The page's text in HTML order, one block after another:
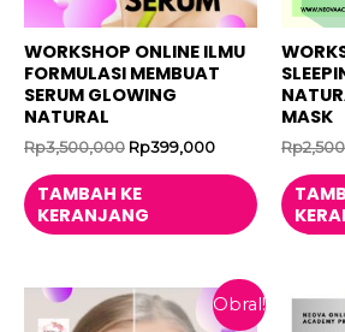
WORKSHOP ONLINE ILMU
FORMULASI MEMBUAT
SERUM GLOWING
NATURAL
Rp3,500,000 Harga
adalah:
Rp3,500,000.
Rp399,000Harga
adalah:
Rp399,000.
TAMBAH KE
KERANJANG
MASK
Rp
Obral!